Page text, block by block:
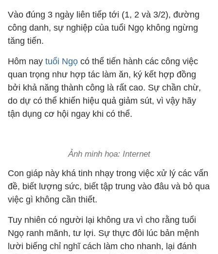
Vào đúng 3 ngày liên tiếp tới (1, 2 và 3/2), đường
công danh, sự nghiệp của tuổi Ngọ không ngừng
tăng tiến.
Hôm nay tuổi Ngọ có thể tiến hành các công việc
quan trọng như hợp tác làm ăn, ký kết hợp đồng
bởi khả năng thành công là rất cao. Sự chần chừ,
do dự có thể khiến hiệu quả giảm sút, vì vậy hãy
tận dụng cơ hội ngay khi có thể.
Ảnh minh họa: Internet
Con giáp này khá tinh nhạy trong việc xử lý các vấn
đề, biết lượng sức, biết tập trung vào đâu và bỏ qua
việc gì không cần thiết.
Tuy nhiên có người lại không ưa vì cho rằng tuổi
Ngọ ranh mãnh, tư lợi. Sự thực đôi lúc bản mệnh
lười biếng chỉ nghĩ cách làm cho nhanh, lại đánh